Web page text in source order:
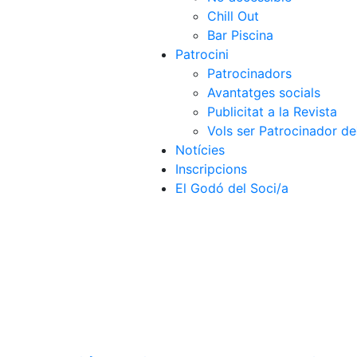
Chill Out
Bar Piscina
Patrocini
Patrocinadors
Avantatges socials
Publicitat a la Revista
Vols ser Patrocinador
Notícies
Inscripcions
El Godó del Soci/a